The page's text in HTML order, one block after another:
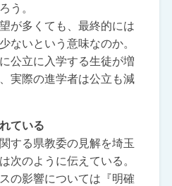
う。
が多くても、最終的には
ないという意味なのか。
公立に入学する生徒が増
実際の進学者は公立も減
ている
する県教委の見解を埼玉
次のように伝えている。
の影響については『明確